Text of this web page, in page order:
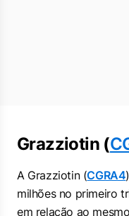
Grazziotin (
A Grazziotin (CGRA4
milhões no primeiro
em relação ao